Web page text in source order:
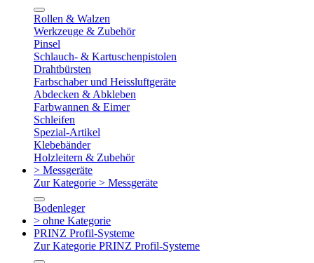
Rollen & Walzen
Werkzeuge & Zubehör
Pinsel
Schlauch- & Kartuschenpistolen
Drahtbürsten
Farbschaber und Heissluftgeräte
Abdecken & Abkleben
Farbwannen & Eimer
Schleifen
Spezial-Artikel
Klebebänder
Holzleitern & Zubehör
> Messgeräte
Zur Kategorie > Messgeräte
Bodenleger
> ohne Kategorie
PRINZ Profil-Systeme
Zur Kategorie PRINZ Profil-Systeme